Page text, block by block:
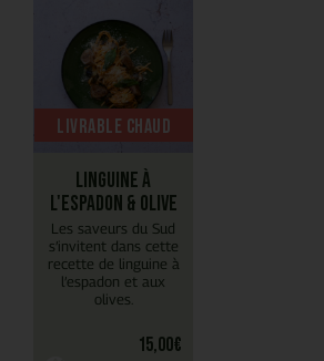
Livrable chaud
Linguine à
l'espadon & olive
Les saveurs du Sud
s’invitent dans cette
recette de linguine à
l’espadon et aux
olives.
15,00€